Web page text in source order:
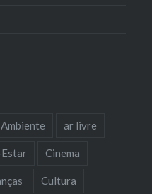
Ambiente ar livre
Cinema
Cultura